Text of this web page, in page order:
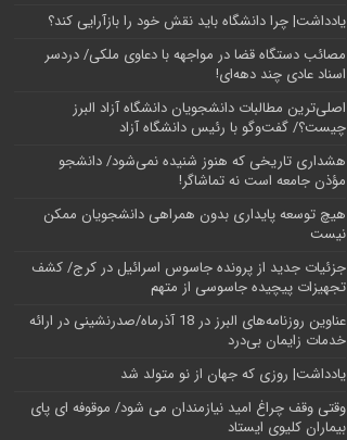
یادداشت| چرا دانشگاه باید نقش خود را بازآرایی کند؟
مصائب دستگاه قضا در مواجهه با دعاوی ملکی/ دردسر
اسناد عادی چند‌ دهه‌ای!
اصلی‌ترین مطالبات دانشجویان دانشگاه آزاد البرز
چیست؟/ گفت‌وگو با رئیس دانشگاه آز‌اد
هشداری تاریخی که هنوز شنیده نمی‌شود/ دانشجو
مؤذن جامعه است نه تماشاگر!
هیچ توسعه پایداری بدون همراهی دانشجویان ممکن
نیست
جزئیات جدید از پرونده جاسوس اسرائیل در کرج/‌ کشف
تجهیزات پیچیده جاسوسی از متهم
عناوین روزنامه‌های البرز در ‌18 آذرماه/صدرنشینی در ارائه
خدمات زایمان بی‌درد
یادداشت| روزی که جهان از نو متولد شد
وقتی وقف چراغ امید نیازمندان می شود/ موقوفه ای پای
بیماران کلیوی ایستاد